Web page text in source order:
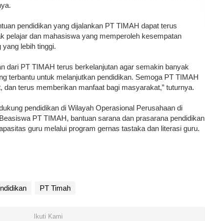
pendidikan yang dijalankan PT TIMAH dapat terus
pelajar dan mahasiswa yang memperoleh kesempatan
lebih tinggi.
dari PT TIMAH terus berkelanjutan agar semakin banyak
terbantu untuk melanjutkan pendidikan. Semoga PT TIMAH
terus memberikan manfaat bagi masyarakat,” tuturnya.
pendidikan di Wilayah Operasional Perusahaan di
PT TIMAH, bantuan sarana dan prasarana pendidikan
guru melalui program gernas tastaka dan literasi guru.
PT Timah
Ikuti Kami